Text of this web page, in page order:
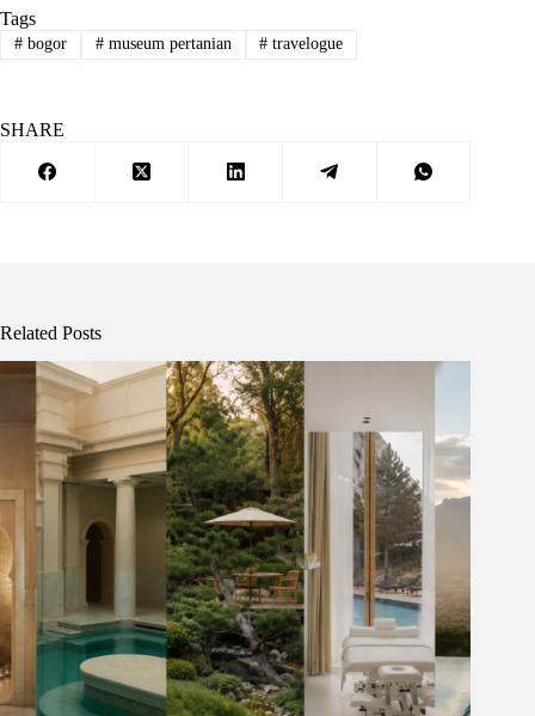
Tags
#bogor #museum pertanian # travelogue
SHARE
Related Posts